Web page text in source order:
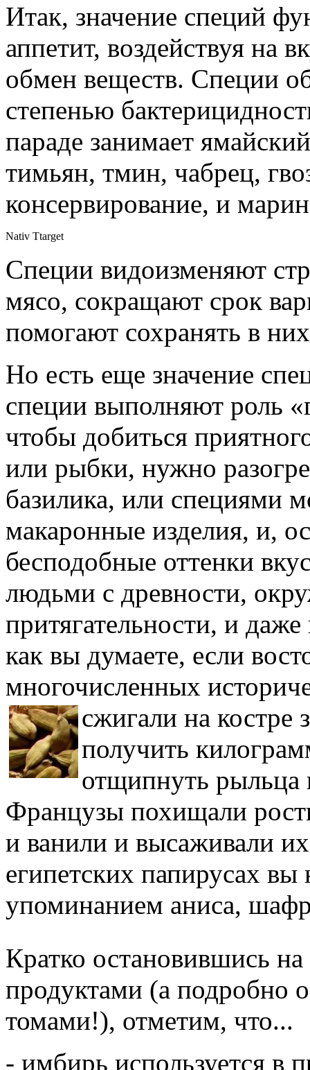
Итак, значение специй
аппетит, воздействуя на
обмен веществ. Специи
степенью
параде занимает
тимьян, тмин, чабрец,
консервирование, и
Nativ Ttarget
Специи видоизменяют
мясо, сокращают срок
помогают сохранять в
Но есть еще значение
специи выполняют роль
чтобы добиться
или рыбки, нужно
базилика, или специями
макаронные изделия, и,
бесподобные оттенки
людьми с древности,
притягательности, и
как вы думаете, если
многочисленных
сжигали на костре з
получить
отщипнуть рыльца
Французы похищали
и ванили и высаживали
египетских папирусах
упоминанием аниса,
Кратко остановившись
продуктами (а подробно
томами!), отметим, что...
- имбирь используется в